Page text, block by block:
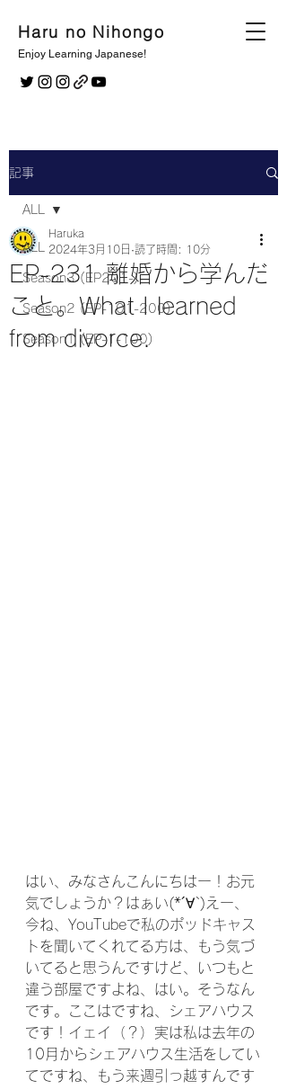
Haru no Nihongo
Enjoy Learning Japanese!
記事
ALL
Season3 (EP201-)
Season2 (EP-101-200)
Season1 (EP-1-100)
ALL
EP-231 離婚から学んだ
こと。What I learned
from divorce.
Haruka
2024年3月10日 読了時間: 10分
はい、みなさんこんにちはー！お元
気でしょうか？はぁい(*´∀`)えー、
今ね、YouTubeで私のポッドキャス
トを聞いてくれてる方は、もう気づ
いてると思うんですけど、いつもと
違う部屋ですよね、はい。そうなん
です。ここはですね、シェアハウス
です！イェイ（？）実は私は去年の
10月からシェアハウス生活をしてい
てですね、もう来週引っ越すんです